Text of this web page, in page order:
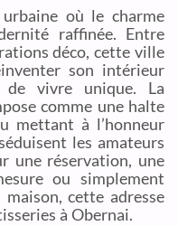
où le charme
raffinée. Entre
déco, cette ville
son intérieur
vivre unique. La
comme une halte
mettant à l’honneur
les amateurs
une réservation, une
ou simplement
cette adresse
à Obernai.